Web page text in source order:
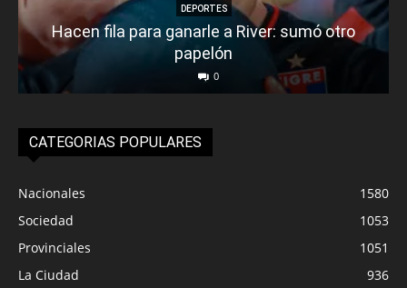
DEPORTES
Hacen fila para ganarle a River: sumó otro
papelón
0
CATEGORIAS POPULARES
Nacionales
1580
Sociedad
1053
Provinciales
1051
La Ciudad
936